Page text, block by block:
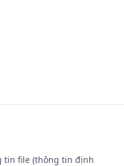
tin file (thông tin định